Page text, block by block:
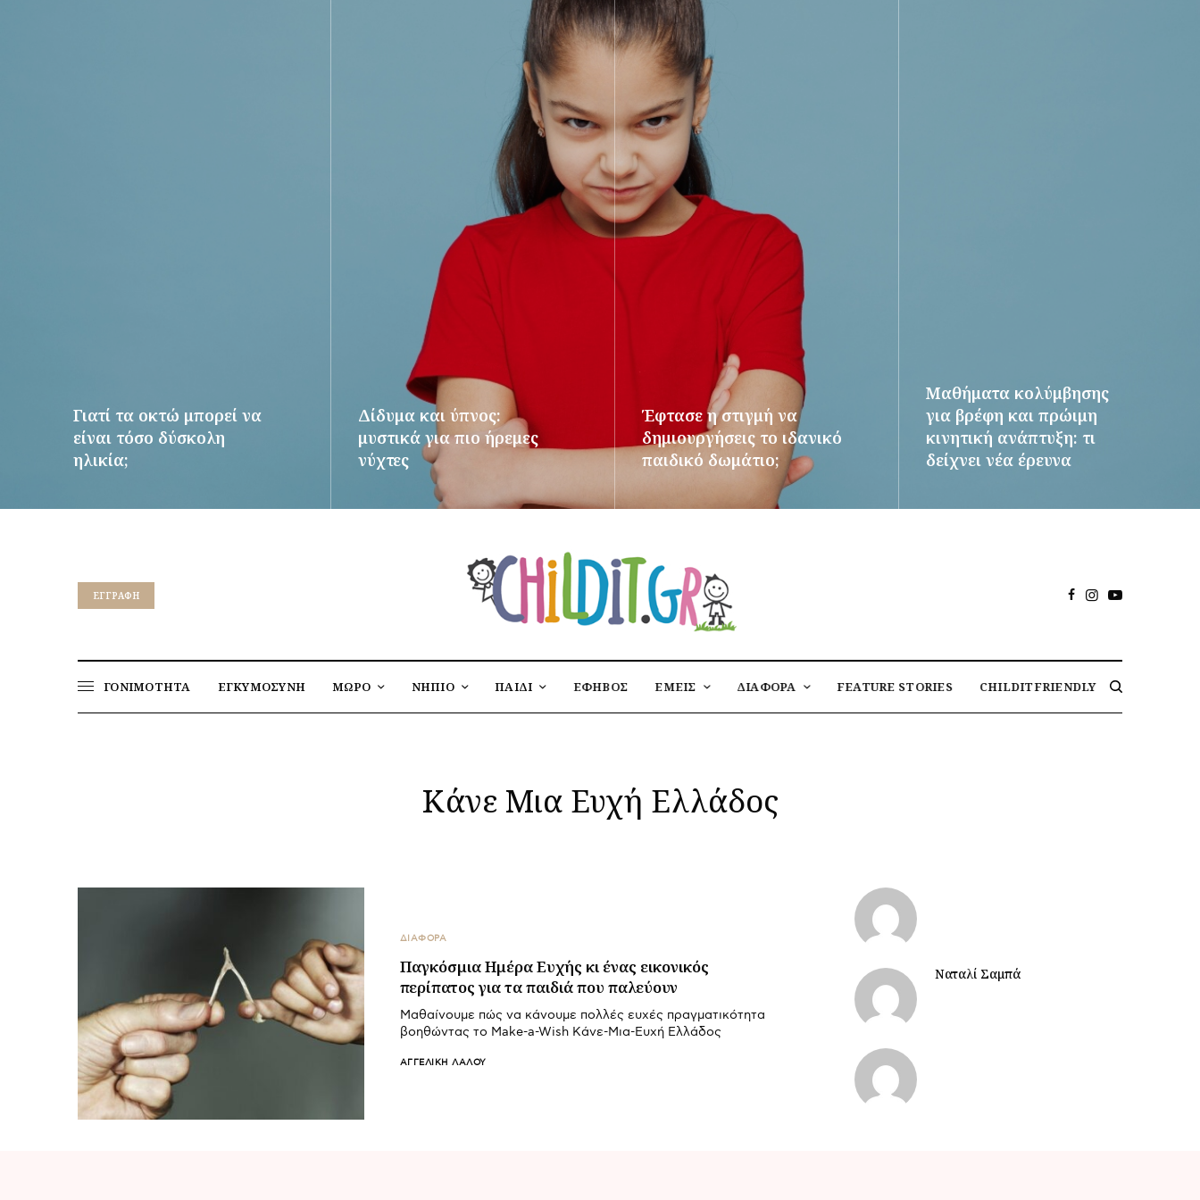
Γιατί τα οκτώ μπορεί να
είναι τόσο δύσκολη
ηλικία;
Δίδυμα και ύπνος:
μυστικά για πιο ήρεμες
νύχτες
Έφτασε η στιγμή να
δημιουργήσεις το ιδανικό
παιδικό δωμάτιο;
Μαθήματα κολύμβησης
για βρέφη και πρώιμη
κινητική ανάπτυξη: τι
δείχνει νέα έρευνα
EΓΓΡΑΦΉ
ΓΟΝΙΜΟΤΗΤΑ ΕΓΚΥΜΟΣΥΝΗ ΜΩΡΟ ΝΗΠΙΟ ΠΑΙΔΙ ΕΦΗΒΟΣ ΕΜΕΙΣ ΔΙΑΦΟΡΑ FEATURE STORIES CHILDITFRIENDLY
Κάνε Μια Ευχή Ελλάδος
ΔΙΑΦΟΡΑ
Παγκόσμια Ημέρα Ευχής κι ένας εικονικός
περίπατος για τα παιδιά που παλεύουν
Μαθαίνουμε πώς να κάνουμε πολλές ευχές πραγματικότητα
βοηθώντας το Make-a-Wish Κάνε-Μια-Ευχή Ελλάδος
ΑΓΓΕΛΙΚΉ ΛΆΛΟΥ
Ναταλί Σαμπά